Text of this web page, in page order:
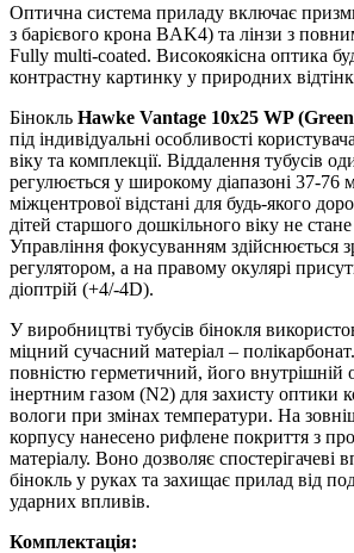
Оптична система приладу включає
з барієвого крона BAK4) та лінзи з
Fully multi-coated. Високоякісна оптика
контрастну картинку у природних
Бінокль Hawke Vantage 10x25 WP
під індивідуальні особливості
віку та комплекції. Віддалення тубусів
регулюється у широкому діапазоні 37-76
міжцентрової відстані для будь-якого
дітей старшого дошкільного віку не
Управління фокусуванням здійснюється
регулятором, а на правому окулярі
діоптрій (+4/-4D).
У виробництві тубусів бінокля
міцний сучасний матеріал –
повністю герметичний, його внутрішній
інертним газом (N2) для захисту оптики
вологи при змінах температури. На
корпусу нанесено рифлене покриття з
матеріалу. Воно дозволяє спостерігачеві
бінокль у руках та захищає прилад від
ударних впливів.
Комплектація: